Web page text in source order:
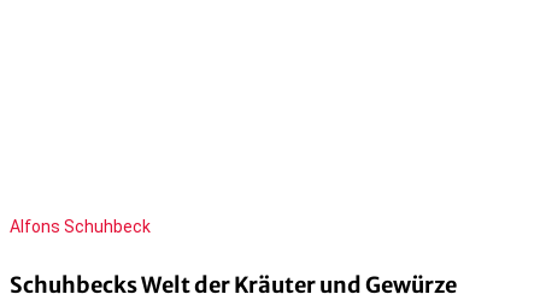
Alfons Schuhbeck
Schuhbecks Welt der Kräuter und Gewürze